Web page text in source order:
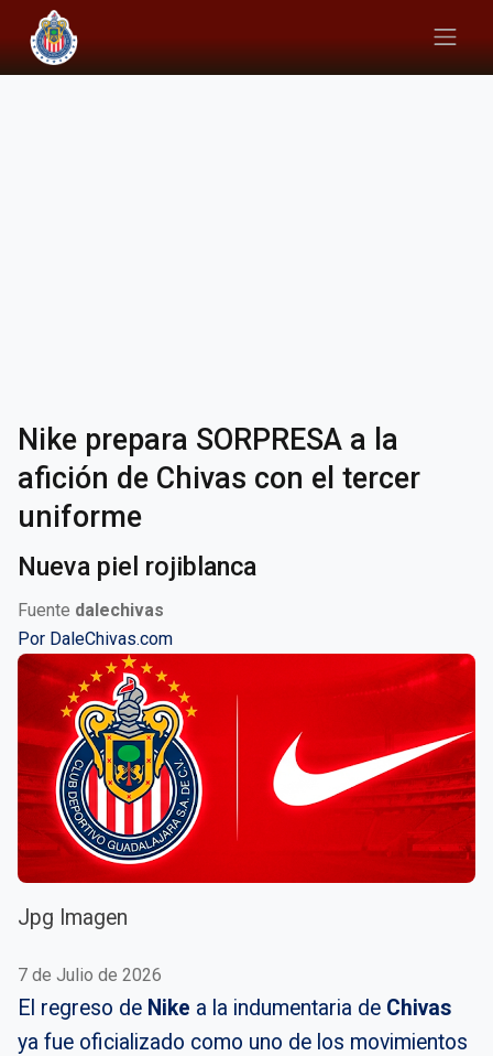
Nike prepara SORPRESA a la
afición de Chivas con el tercer
uniforme
Nueva piel rojiblanca
Fuente dalechivas
Por DaleChivas.com
Jpg Imagen
7 de Julio de 2026
El regreso de Nike a la indumentaria de Chivas
ya fue oficializado como uno de los movimientos